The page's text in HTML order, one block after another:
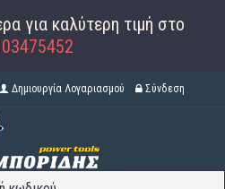
για καλύτερη τιμή στο
Δημιουργία Λογαριασμού Σύνδεση